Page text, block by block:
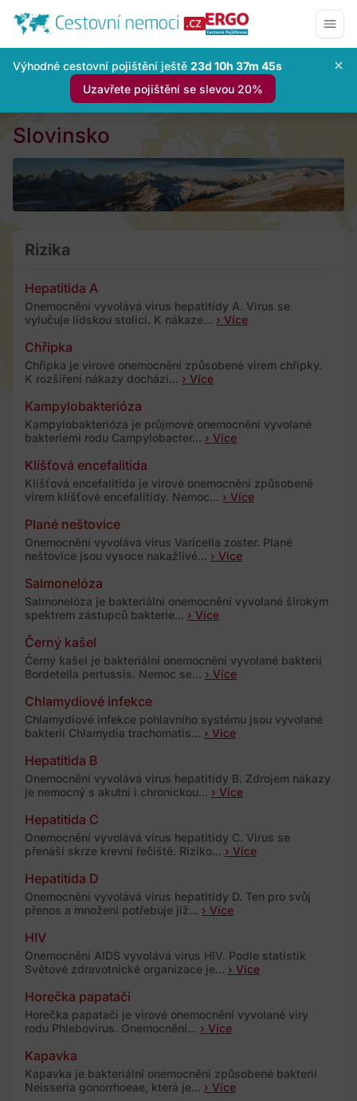
Výhodné cestovní pojištění ještě 23d 10h 37m 44s
Uzavřete pojištění se slevou 20%
Slovinsko
Rizika
Hepatitida A
Onemocnění vyvolává virus hepatitidy A. Virus se
vylučuje lidskou stolicí. K nákaze... › Více
Chřipka
Chřipka je virové onemocnění způsobené virem chřipky.
K rozšíření nákazy dochází... › Více
Kampylobakterióza
Kampylobakterióza je průjmové onemocnění vyvolané
bakteriemi rodu Campylobacter... › Více
Klíšťová encefalitida
Klíšťová encefalitida je virové onemocnění způsobené
virem klíšťové encefalitidy. Nemoc... › Více
Plané neštovice
Onemocnění vyvolává virus Varicella zoster. Plané
neštovice jsou vysoce nakažlivé... › Více
Salmonelóza
Salmonelóza je bakteriální onemocnění vyvolané širokým
spektrem zástupců bakterie... › Více
Černý kašel
Černý kašel je bakteriální onemocnění vyvolané bakterií
Bordetella pertussis. Nemoc se... › Více
Chlamydiové infekce
Chlamydiové infekce pohlavního systému jsou vyvolané
bakterií Chlamydia trachomatis... › Více
Hepatitida B
Onemocnění vyvolává virus hepatitidy B. Zdrojem nákazy
je nemocný s akutní i chronickou... › Více
Hepatitida C
Onemocnění vyvolává virus hepatitidy C. Virus se
přenáší skrze krevní řečiště. Riziko... › Více
Hepatitida D
Onemocnění vyvolává virus hepatitidy D. Ten pro svůj
přenos a množení potřebuje již... › Více
HIV
Onemocnění AIDS vyvolává virus HIV. Podle statistik
Světové zdravotnické organizace je... › Více
Horečka papatači
Horečka papatači je virové onemocnění vyvolané viry
rodu Phlebovirus. Onemocnění... › Více
Kapavka
Kapavka je bakteriální onemocnění způsobené bakterií
Neisseria gonorrhoeae, která je... › Více